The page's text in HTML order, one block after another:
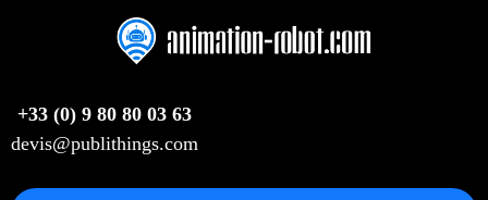
+33 (0) 9 80 80 03 63
devis@publithings.com